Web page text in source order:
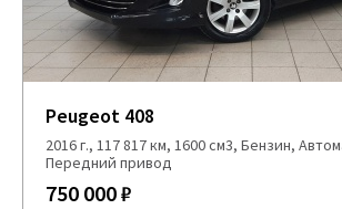
Peugeot 408
2016 г., 117 817 км, 1600 см3, Бензин,
Передний привод
750 000 ₽